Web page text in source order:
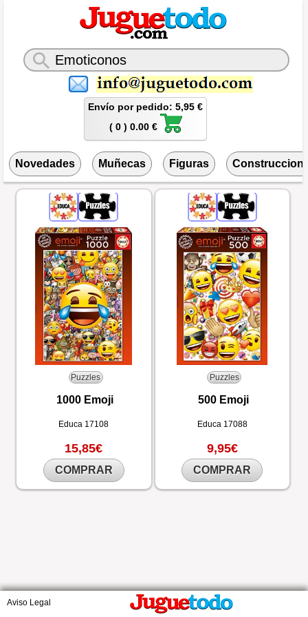
Envío por pedido: 5,95 €
( 0 ) 0.00 €
Novedades Muñecas Figuras
Puzzles
1000 Emoji
Educa 17108
15,85€
COMPRAR
Puzzles
500 Emoji
Educa 17088
9,95€
COMPRAR
Aviso Legal